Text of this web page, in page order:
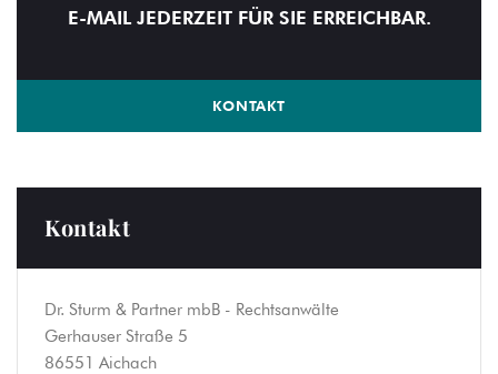
E-MAIL JEDERZEIT FÜR SIE ERREICHBAR.
KONTAKT
Kontakt
Dr. Sturm & Partner mbB - Rechtsanwälte
Gerhauser Straße 5
86551 Aichach